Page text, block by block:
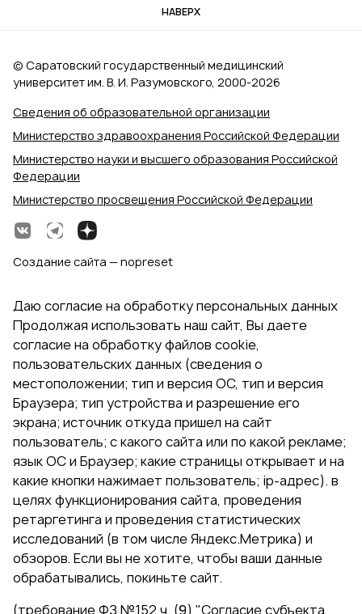
НАВЕРХ
Сведения об образовательной организации
Министерство здравоохранения Российской Федерации
Министерство науки и высшего образования Российской
Федерации
Министерство просвещения Российской Федерации
© Саратовский государственный медицинский
университет им. В. И. Разумовского, 2000‑2026
Создание сайта — nopreset
Даю согласие на обработку персональных данных
Продолжая использовать наш сайт, Вы даете
согласие на обработку файлов cookie,
пользовательских данных (сведения о
местоположении; тип и версия ОС, тип и версия
Браузера; тип устройства и разрешение его
экрана; источник откуда пришел на сайт
пользователь; с какого сайта или по какой рекламе;
язык ОС и Браузер; какие страницы открывает и на
какие кнопки нажимает пользователь; ip-адрес). в
целях функционирования сайта, проведения
ретаргетинга и проведения статистических
исследований (в том числе Яндекс.Метрика) и
обзоров. Если вы не хотите, чтобы ваши данные
обрабатывались, покиньте сайт.
(требование ФЗ №152 ч. (9) "Согласие субъекта